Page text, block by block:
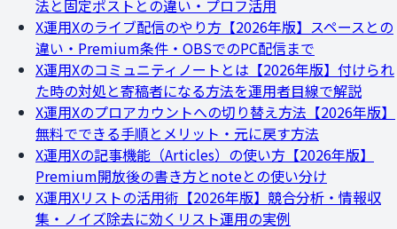
法と固定ポストとの違い・プロフ活用
X運用Xのライブ配信のやり方【2026年版】スペースとの
違い・Premium条件・OBSでのPC配信まで
X運用Xのコミュニティノートとは【2026年版】付けられ
た時の対処と寄稿者になる方法を運用者目線で解説
X運用Xのプロアカウントへの切り替え方法【2026年版】
無料でできる手順とメリット・元に戻す方法
X運用Xの記事機能（Articles）の使い方【2026年版】
Premium開放後の書き方とnoteとの使い分け
X運用Xリストの活用術【2026年版】競合分析・情報収
集・ノイズ除去に効くリスト運用の実例